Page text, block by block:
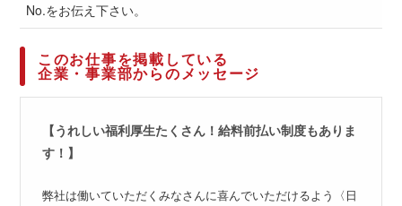
No.をお伝え下さい。
このお仕事を掲載している
企業・事業部からのメッセージ
【うれしい福利厚生たくさん！給料前払い制度もありま
す！】
弊社は働いていただくみなさんに喜んでいただけるよう〈日